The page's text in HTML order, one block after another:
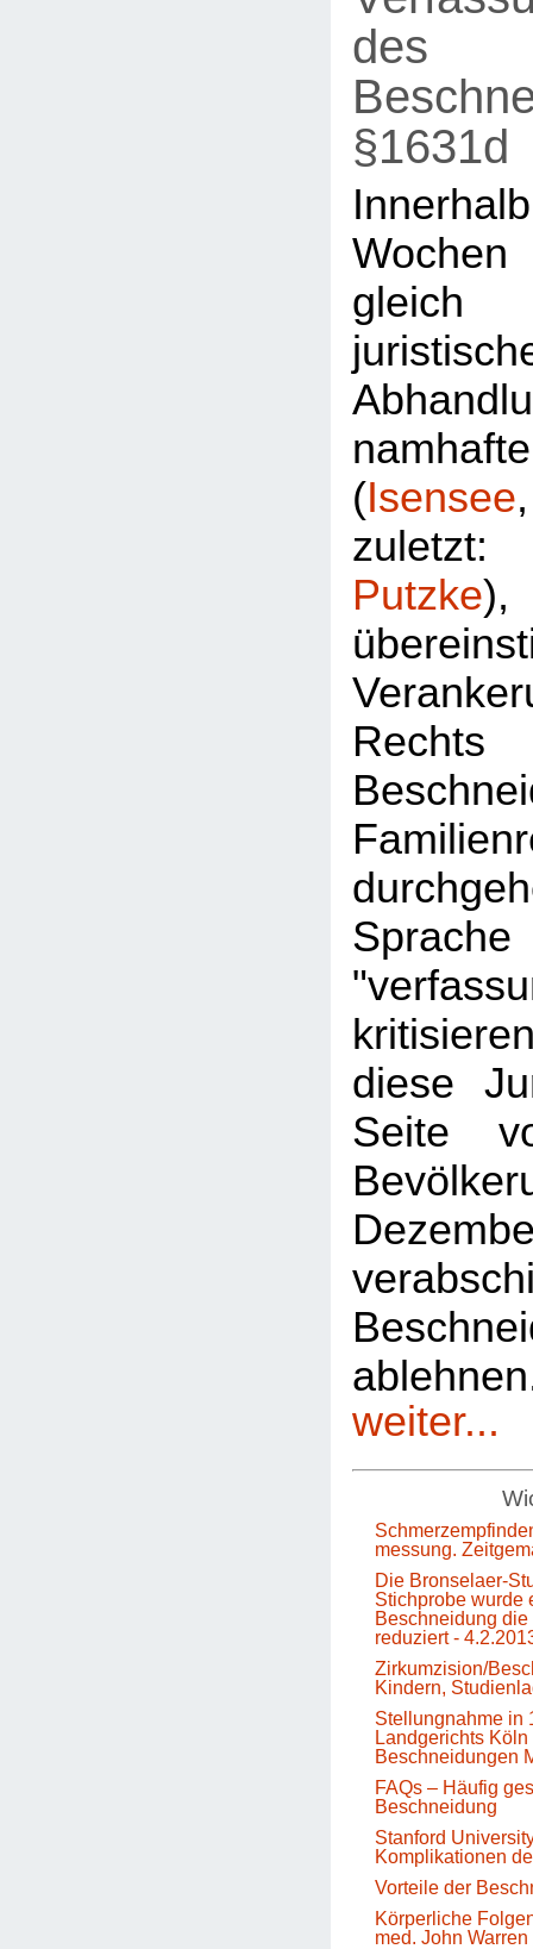
des
§1631d
(Isensee
Putzke
diese
Seite
weiter...
messung.
Die Bronselaer-
Stichprobe wurde
Beschneidung
reduziert -
Zirkumzision/
Kindern,
Stellungnahme in
Landgerichts
Beschneidungen
FAQs – Häufig
Beschneidung
Stanford
Komplikationen
Vorteile der
Körperliche
med. John Warren